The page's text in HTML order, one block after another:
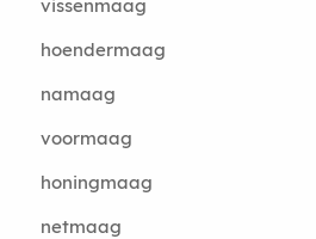
vissenmaag
hoendermaag
namaag
voormaag
honingmaag
netmaag